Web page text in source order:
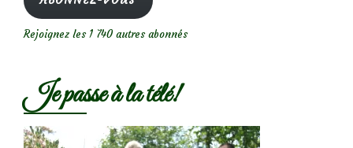
Rejoignez les 1 740 autres abonnés
Je passe à la télé!